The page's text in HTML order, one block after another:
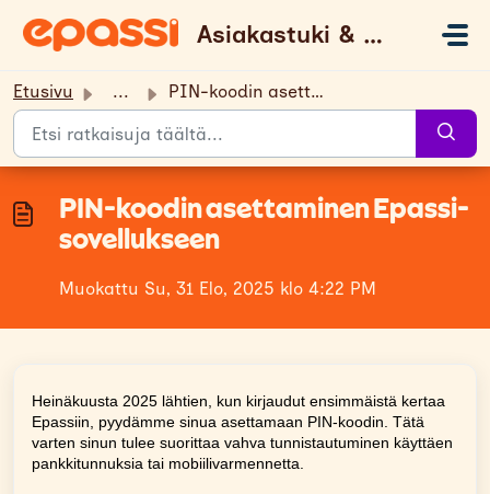
Asiakastuki & UKK
Etusivu ... PIN-koodin asettaminen Epassi-sovellukseen
PIN-koodin asettaminen Epassi-
sovellukseen
Muokattu Su, 31 Elo, 2025 klo 4:22 PM
Heinäkuusta 2025 lähtien, kun kirjaudut ensimmäistä kertaa
Epassiin, pyydämme sinua asettamaan PIN-koodin. Tätä
varten sinun tulee suorittaa vahva tunnistautuminen käyttäen
pankkitunnuksia tai mobiilivarmennetta.